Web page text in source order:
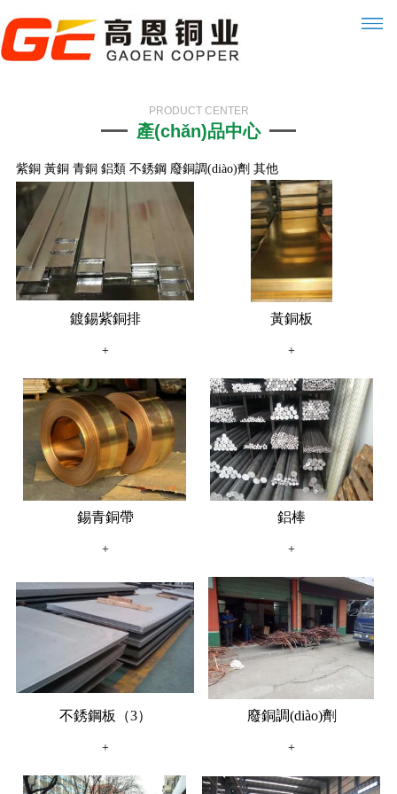
PRODUCT CENTER
產(chǎn)品中心
紫銅 黃銅 青銅 鋁類 不銹鋼 廢銅調(diào)劑 其他
鍍錫紫銅排
+
黃銅板
+
錫青銅帶
+
鋁棒
+
不銹鋼板（3）
+
廢銅調(diào)劑
+